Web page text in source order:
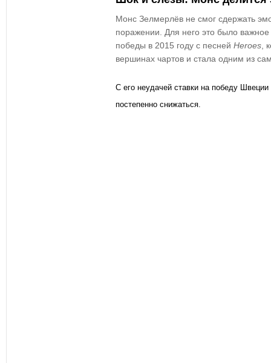
Монс Зелмерлёв не смог сдержать
поражении. Для него это было
победы в 2015 году с песней Heroes ,
вершинах чартов и стала одним из
С его неудачей ставки на победу
постепенно снижаться.